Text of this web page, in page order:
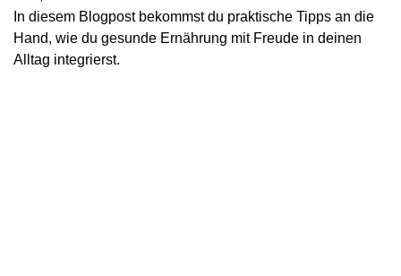
In diesem Blogpost bekommst du praktische Tipps an die
Hand, wie du gesunde Ernährung mit Freude in deinen
Alltag integrierst.